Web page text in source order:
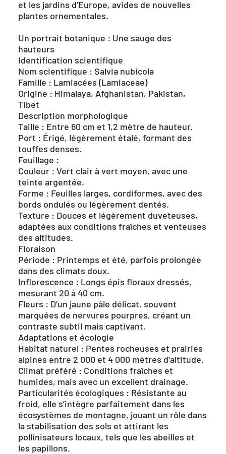
et les jardins d’Europe, avides de nouvelles
plantes ornementales.
Un portrait botanique : Une sauge des
hauteurs
Identification scientifique
Nom scientifique : Salvia nubicola
Famille : Lamiacées (Lamiaceae)
Origine : Himalaya, Afghanistan, Pakistan,
Tibet
Description morphologique
Taille : Entre 60 cm et 1,2 mètre de hauteur.
Port : Érigé, légèrement étalé, formant des
touffes denses.
Feuillage :
Couleur : Vert clair à vert moyen, avec une
teinte argentée.
Forme : Feuilles larges, cordiformes, avec des
bords ondulés ou légèrement dentés.
Texture : Douces et légèrement duveteuses,
adaptées aux conditions fraîches et venteuses
des altitudes.
Floraison
Période : Printemps et été, parfois prolongée
dans des climats doux.
Inflorescence : Longs épis floraux dressés,
mesurant 20 à 40 cm.
Fleurs : D’un jaune pâle délicat, souvent
marquées de nervures pourpres, créant un
contraste subtil mais captivant.
Adaptations et écologie
Habitat naturel : Pentes rocheuses et prairies
alpines entre 2 000 et 4 000 mètres d'altitude.
Climat préféré : Conditions fraîches et
humides, mais avec un excellent drainage.
Particularités écologiques : Résistante au
froid, elle s’intègre parfaitement dans les
écosystèmes de montagne, jouant un rôle dans
la stabilisation des sols et attirant les
pollinisateurs locaux, tels que les abeilles et
les papillons.